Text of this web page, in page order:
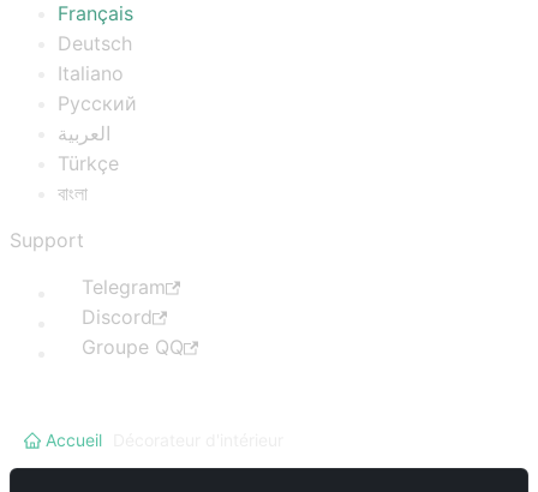
Français
Deutsch
Italiano
Русский
العربية
Türkçe
বাংলা
Support
Telegram
Discord
Groupe QQ
Accueil